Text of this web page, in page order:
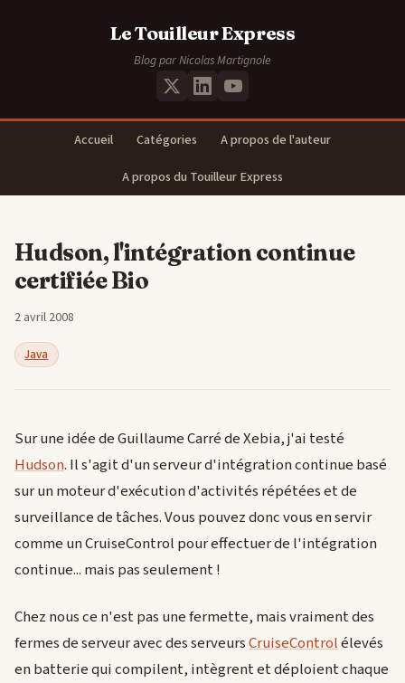
Le Touilleur Express
Blog par Nicolas Martignole
Accueil Catégories
A propos de l'auteur
A propos du Touilleur Express
Hudson, l'intégration continue
certifiée Bio
2 avril 2008
Java
Sur une idée de Guillaume Carré de Xebia, j'ai testé
Hudson. Il s'agit d'un serveur d'intégration continue basé
sur un moteur d'exécution d'activités répétées et de
surveillance de tâches. Vous pouvez donc vous en servir
comme un CruiseControl pour effectuer de l'intégration
continue... mais pas seulement !
Chez nous ce n'est pas une fermette, mais vraiment des
fermes de serveur avec des serveursCruiseControlélevés
en batterie qui compilent, intègrent et déploient chaque